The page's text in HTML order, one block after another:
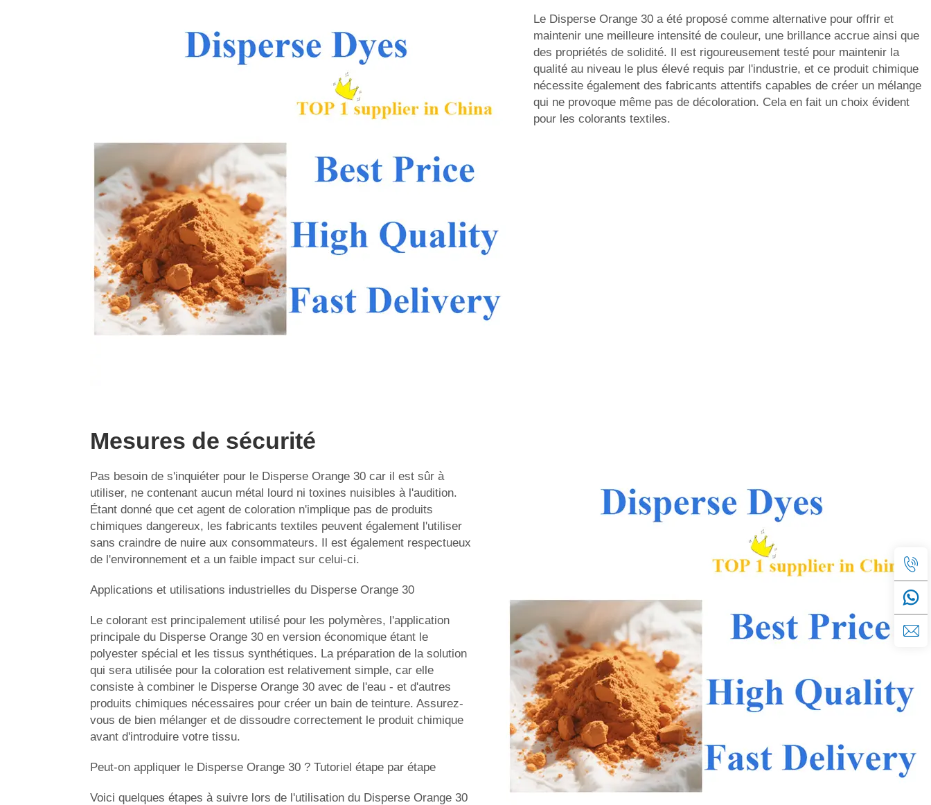
Le Disperse Orange 30 a été proposé comme alternative pour offrir et
maintenir une meilleure intensité de couleur, une brillance accrue ainsi que
des propriétés de solidité. Il est rigoureusement testé pour maintenir la
qualité au niveau le plus élevé requis par l'industrie, et ce produit chimique
nécessite également des fabricants attentifs capables de créer un mélange
qui ne provoque même pas de décoloration. Cela en fait un choix évident
pour les colorants textiles.
Mesures de sécurité
Pas besoin de s'inquiéter pour le Disperse Orange 30 car il est sûr à
utiliser, ne contenant aucun métal lourd ni toxines nuisibles à l'audition.
Étant donné que cet agent de coloration n'implique pas de produits
chimiques dangereux, les fabricants textiles peuvent également l'utiliser
sans craindre de nuire aux consommateurs. Il est également respectueux
de l'environnement et a un faible impact sur celui-ci.
Applications et utilisations industrielles du Disperse Orange 30
Le colorant est principalement utilisé pour les polymères, l'application
principale du Disperse Orange 30 en version économique étant le
polyester spécial et les tissus synthétiques. La préparation de la solution
qui sera utilisée pour la coloration est relativement simple, car elle
consiste à combiner le Disperse Orange 30 avec de l'eau - et d'autres
produits chimiques nécessaires pour créer un bain de teinture. Assurez-
vous de bien mélanger et de dissoudre correctement le produit chimique
avant d'introduire votre tissu.
Peut-on appliquer le Disperse Orange 30 ? Tutoriel étape par étape
Voici quelques étapes à suivre lors de l'utilisation du Disperse Orange 30